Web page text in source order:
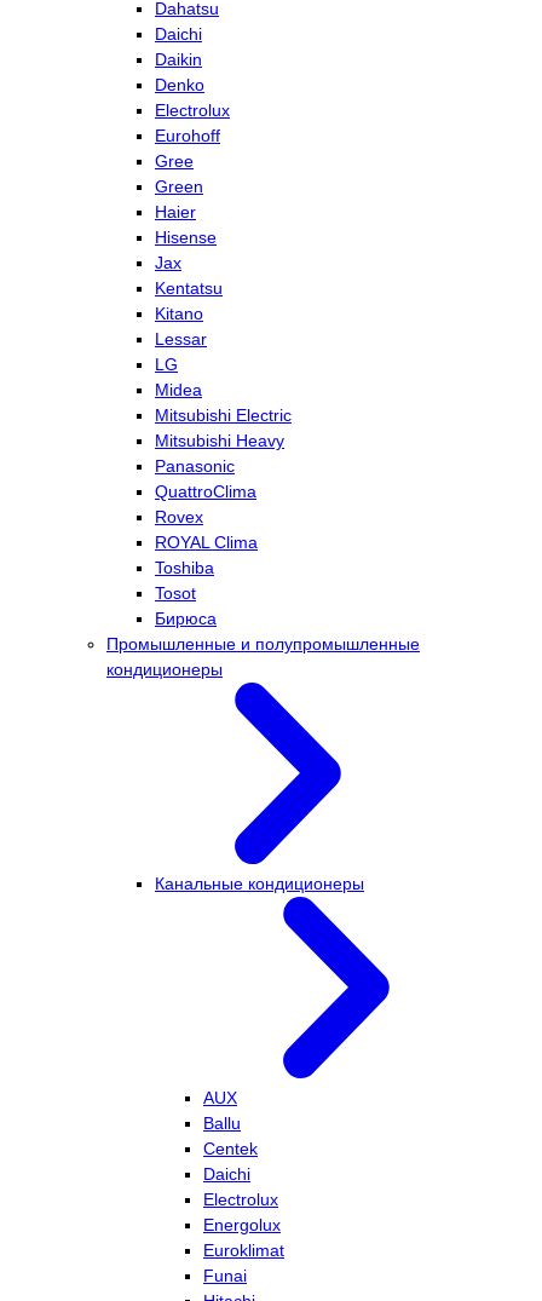
Dahatsu
Daichi
Daikin
Denko
Electrolux
Eurohoff
Gree
Green
Haier
Hisense
Jax
Kentatsu
Kitano
Lessar
LG
Midea
Mitsubishi Electric
Mitsubishi Heavy
Panasonic
QuattroClima
Rovex
ROYAL Clima
Toshiba
Tosot
Бирюса
Промышленные и полупромышленные
кондиционеры
Канальные кондиционеры
AUX
Ballu
Centek
Daichi
Electrolux
Energolux
Euroklimat
Funai